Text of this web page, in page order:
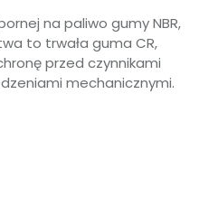
na paliwo gumy NBR,
to trwała guma CR,
przed czynnikami
mechanicznymi.